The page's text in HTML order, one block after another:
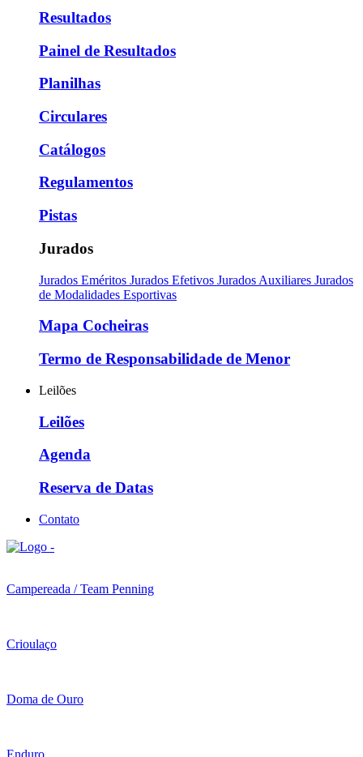
Resultados
Painel de Resultados
Planilhas
Circulares
Catálogos
Regulamentos
Pistas
Jurados
Jurados Eméritos Jurados Efetivos Jurados Auxiliares Jurados
de Modalidades Esportivas
Mapa Cocheiras
Termo de Responsabilidade de Menor
Leilões
Leilões
Agenda
Reserva de Datas
Contato
Campereada / Team Penning
Crioulaço
Doma de Ouro
Enduro